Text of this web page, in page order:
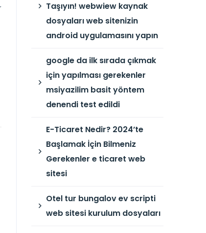
Taşıyın! webwiew kaynak
dosyaları web sitenizin
android uygulamasını yapın
google da ilk sırada çıkmak
için yapılması gerekenler
msiyazilim basit yöntem
denendi test edildi
E-Ticaret Nedir? 2024’te
Başlamak İçin Bilmeniz
Gerekenler e ticaret web
sitesi
Otel tur bungalov ev scripti
web sitesi kurulum dosyaları